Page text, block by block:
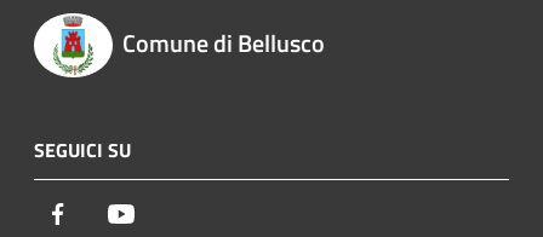
Comune di Bellusco
SEGUICI SU
Facebook